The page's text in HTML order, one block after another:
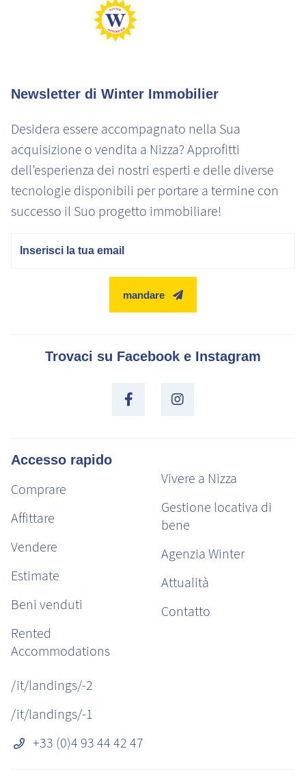
Newsletter di Winter Immobilier
Desidera essere accompagnato nella Sua
acquisizione o vendita a Nizza? Approfitti
dell’esperienza dei nostri esperti e delle diverse
tecnologie disponibili per portare a termine con
successo il Suo progetto immobiliare!
mandare
Trovaci su Facebook e Instagram
Accesso rapido
Comprare
Affittare
Vendere
Estimate
Beni venduti
Rented
Accommodations
Vivere a Nizza
Gestione locativa di
bene
Agenzia Winter
Attualità
Contatto
/it/landings/-2
/it/landings/-1
+33 (0)4 93 44 42 47